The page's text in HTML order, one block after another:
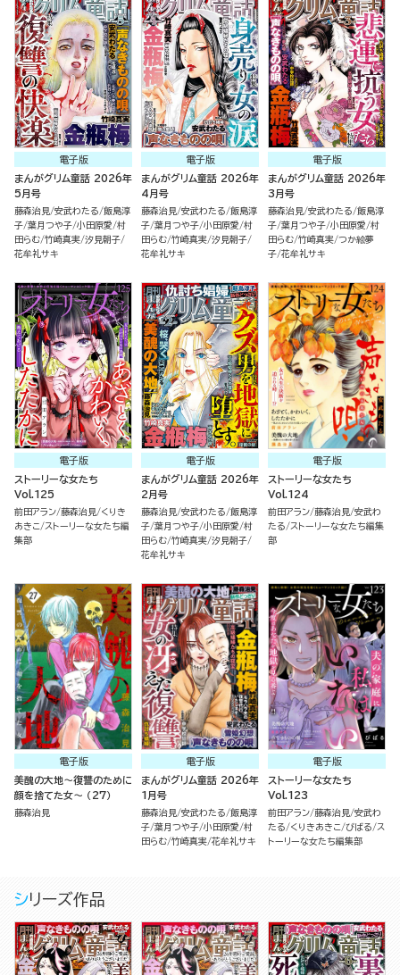
電子版
まんがグリム童話 2026年
5月号
藤森治見 安武わたる 飯島淳
子 葉月つや子 小田原愛 村
田らむ 竹崎真実 汐見朝子
花牟礼サキ
電子版
まんがグリム童話 2026年
4月号
藤森治見 安武わたる 飯島淳
子 葉月つや子 小田原愛 村
田らむ 竹崎真実 汐見朝子
花牟礼サキ
電子版
まんがグリム童話 2026年
3月号
藤森治見 安武わたる 飯島淳
子 葉月つや子 小田原愛 村
田らむ 竹崎真実 つか絵夢
子 花牟礼サキ
電子版
ストーリーな女たち
Vol.125
前田アラン 藤森治見
くりき
あきこ
ストーリーな女たち編
集部
電子版
まんがグリム童話 2026年
2月号
藤森治見 安武わたる 飯島淳
子 葉月つや子 小田原愛 村
田らむ 竹崎真実 汐見朝子
花牟礼サキ
電子版
ストーリーな女たち
Vol.124
前田アラン 藤森治見 安武わ
たる
ストーリーな女たち編集
部
電子版
美醜の大地～復讐のために
顔を捨てた女～ （27）
藤森治見
電子版
まんがグリム童話 2026年
1月号
藤森治見 安武わたる 飯島淳
子 葉月つや子 小田原愛 村
田らむ 竹崎真実 花牟礼サキ
電子版
ストーリーな女たち
Vol.123
前田アラン 藤森治見 安武わ
たる
くりきあきこ びばる
ス
トーリーな女たち編集部
シリーズ作品